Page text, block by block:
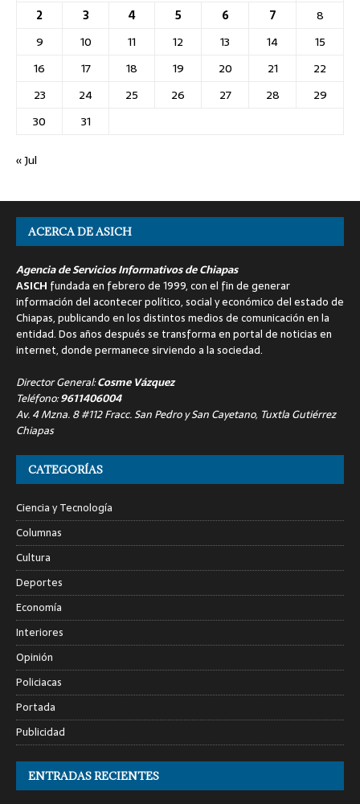
2
3 4 5 6 7
8
9
10 11 12 13 14
15
16
17 18 19 20 21
22
23
24 25 26 27 28
29
30
31
« Jul
ACERCA DE ASICH
Agencia de Servicios Informativos de Chiapas
ASICH fundada en febrero de 1999, con el fin de generar
información del acontecer político, social y económico del estado de
Chiapas, publicando en los distintos medios de comunicación en la
entidad. Dos años después se transforma en portal de noticias en
internet, donde permanece sirviendo a la sociedad.
Director General:Cosme Vázquez
Teléfono:9611406004
Av. 4 Mzna. 8 #112 Fracc. San Pedro y San Cayetano, Tuxtla Gutiérrez
Chiapas
CATEGORÍAS
Ciencia y Tecnología
Columnas
Cultura
Deportes
Economía
Interiores
Opinión
Policiacas
Portada
Publicidad
ENTRADAS RECIENTES